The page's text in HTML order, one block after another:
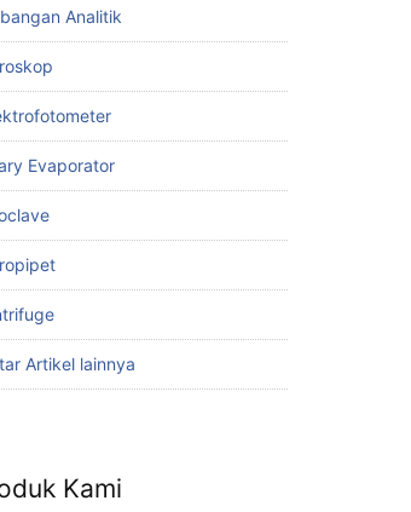
Analitik
Evaporator
Artikel lainnya
Kami